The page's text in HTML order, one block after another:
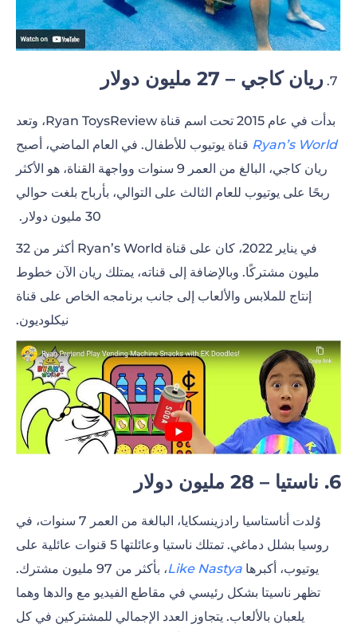
ريان كاجي – 27 مليون دولار
بدأت في عام 2015 تحت اسم قناة Ryan ToysReview، وتعد
Ryan’s World قناة يوتيوب للأطفال. في العام الماضي، أصبح
ريان كاجي، البالغ من العمر 9 سنوات وواجهة القناة، هو الأكثر
ربحًا على يوتيوب للعام الثالث على التوالي، بأرباح بلغت حوالي
30 مليون دولار.
في يناير 2022، كان على قناة Ryan’s World أكثر من 32
مليون مشتركًا. وبالإضافة إلى قناته، يمتلك ريان الآن خطوط
إنتاج للملابس والألعاب إلى جانب برنامجه الخاص على قناة
نيكلوديون.
6. ناستيا – 28 مليون دولار
وُلدت أناستاسيا رادزينسكايا، البالغة من العمر 7 سنوات، في
روسيا بشلل دماغي. تمتلك ناستيا وعائلتها 5 قنوات عائلية على
يوتيوب، أكبرها Like Nastya
، بأكثر من 97 مليون مشترك.
تظهر ناسيتا بشكل رئيسي في مقاطع الفيديو مع والدها وهما
يلعبان بالألعاب. يتجاوز العدد الإجمالي للمشتركين في كل